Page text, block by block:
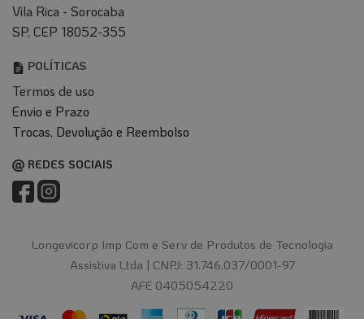
Vila Rica - Sorocaba
SP, CEP 18052-355
POLÍTICAS
Termos de uso
Envio e Prazo
Trocas, Devolução e Reembolso
REDES SOCIAIS
Longevicorp Imp Com e Serv de Produtos de Tecnologia
Assistiva Ltda | CNPJ: 31.746.037/0001-97
AFE 0405054220